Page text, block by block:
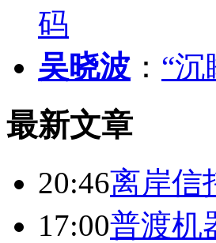
码
吴晓波 ： “沉
最新文章
20:46离岸信
17:00普渡机